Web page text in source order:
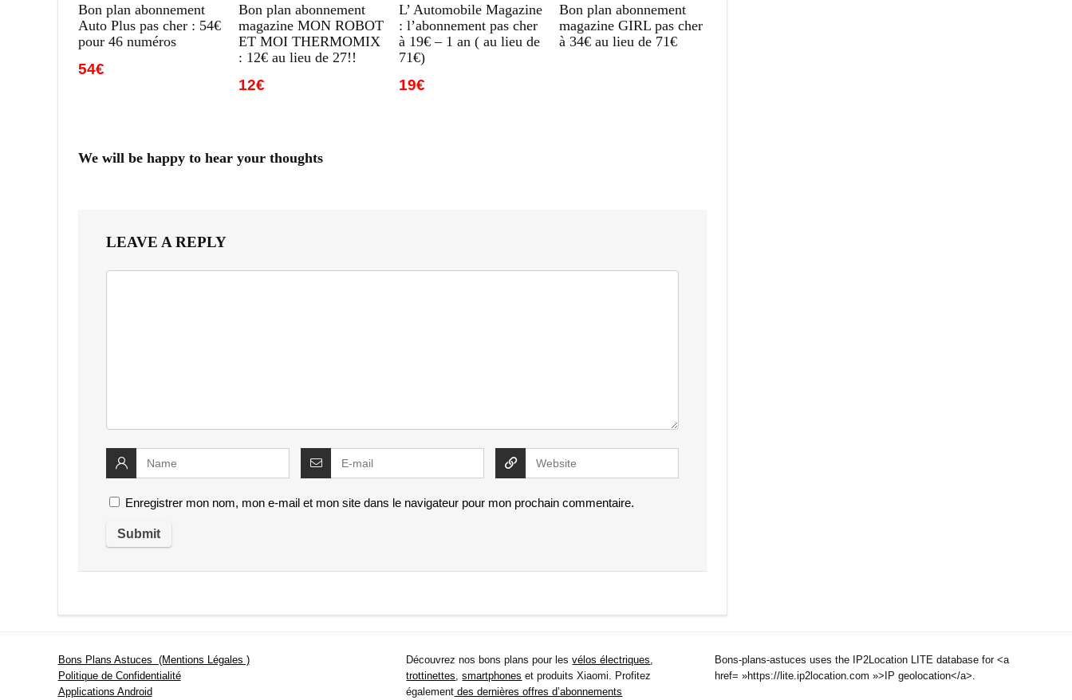
Bon plan abonnement
Auto Plus pas cher : 54€
pour 46 numéros
54€
Bon plan abonnement
magazine MON ROBOT
ET MOI THERMOMIX
: 12€ au lieu de 27!!
12€
L’ Automobile Magazine
: l’abonnement pas cher
à 19€ – 1 an ( au lieu de
71€)
19€
Bon plan abonnement
magazine GIRL pas cher
à 34€ au lieu de 71€
We will be happy to hear your thoughts
LEAVE A REPLY
Enregistrer mon nom, mon e-mail et mon site dans le navigateur pour mon prochain commentaire.
Bons Plans Astuces (Mentions Légales )
Politique de Confidentialité
Applications Android
Découvrez nos bons plans pour lesvélos électriques
trottinettes ,smartphones et produits Xiaomi. Profitez
également des dernières offres d’abonnements
Bons-plans-astuces uses the IP2Location LITE database for <a
href= »https://lite.ip2location.com »>IP geolocation</a>.